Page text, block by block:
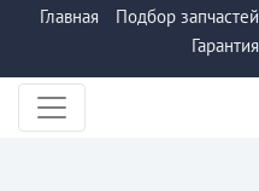
Главная Подбор запчастей
Гарантия